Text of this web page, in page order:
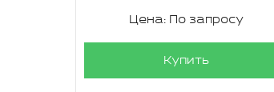
Цена: По запросу
Купить